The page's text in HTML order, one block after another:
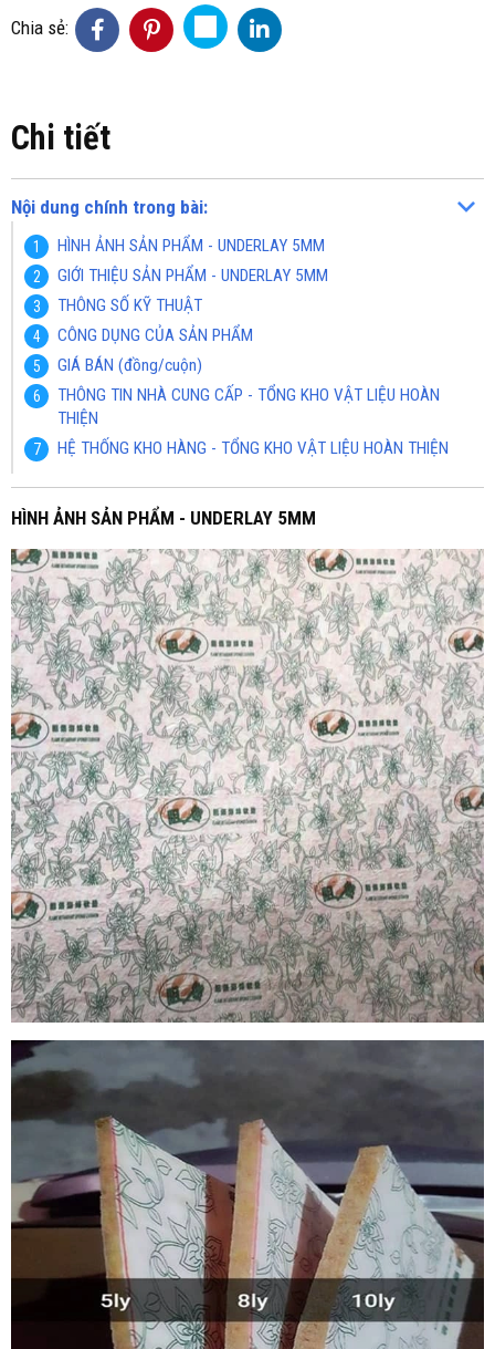
Chia sẻ:
Chi tiết
Nội dung chính trong bài:
HÌNH ẢNH SẢN PHẨM - UNDERLAY 5MM
GIỚI THIỆU SẢN PHẨM - UNDERLAY 5MM
THÔNG SỐ KỸ THUẬT
CÔNG DỤNG CỦA SẢN PHẨM
GIÁ BÁN (đồng/cuộn)
THÔNG TIN NHÀ CUNG CẤP - TỔNG KHO VẬT LIỆU HOÀN
THIỆN
HỆ THỐNG KHO HÀNG - TỔNG KHO VẬT LIỆU HOÀN THIỆN
HÌNH ẢNH SẢN PHẨM - UNDERLAY 5MM